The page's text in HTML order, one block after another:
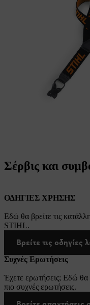
Σέρβις και
ΟΔΗΓΙΕΣ ΧΡΗΣΗΣ
Εδώ θα βρείτε τις
STIHL.
Βρείτε τις οδηγίες
Συχνές Ερωτήσεις
Έχετε ερωτήσεις; Εδώ θα
πιο συχνές ερωτήσεις.